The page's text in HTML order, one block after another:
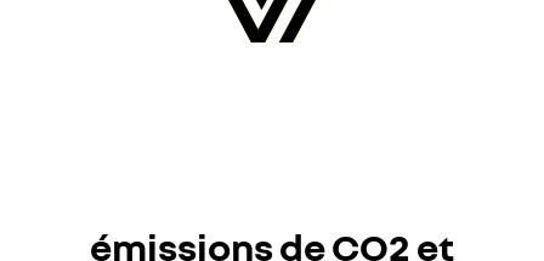
émissions de CO2 et